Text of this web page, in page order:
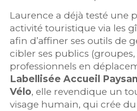
Laurence a déjà testé une
activité touristique via les
afin d’affiner ses outils de
cibler ses publics
professionnels en
Labellisée Accueil
Vélo, elle revendique un
visage humain, qui crée